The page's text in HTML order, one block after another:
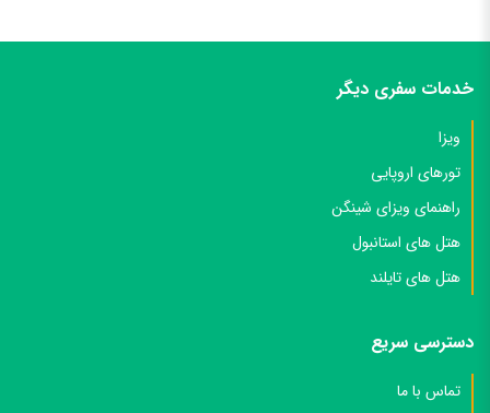
خدمات سفری دیگر
ویزا
تورهای اروپایی
راهنمای ویزای شینگن
هتل های استانبول
هتل های تایلند
دسترسی سریع
تماس با ما